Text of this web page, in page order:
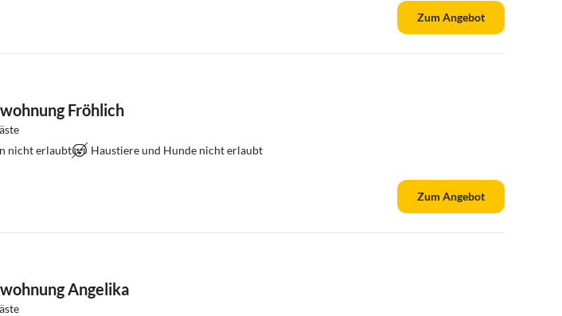
Zum Angebot
Fröhlich
nicht erlaubt Haustiere und Hunde nicht erlaubt
Zum Angebot
Angelika